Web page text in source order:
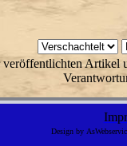
Artikel
Design by